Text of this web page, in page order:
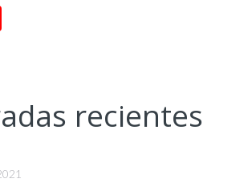
recientes